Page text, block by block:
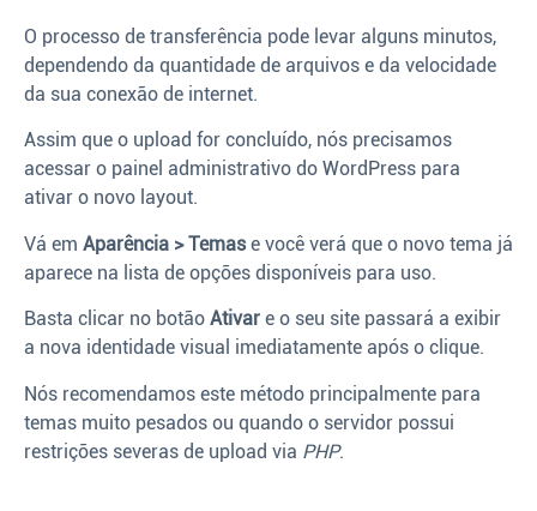
O processo de transferência pode levar alguns minutos,
dependendo da quantidade de arquivos e da velocidade
da sua conexão de internet.
Assim que o upload for concluído, nós precisamos
acessar o painel administrativo do WordPress para
ativar o novo layout.
Vá em Aparência > Temase você verá que o novo tema já
aparece na lista de opções disponíveis para uso.
Basta clicar no botão Ativar e o seu site passará a exibir
a nova identidade visual imediatamente após o clique.
Nós recomendamos este método principalmente para
temas muito pesados ou quando o servidor possui
restrições severas de upload via PHP.